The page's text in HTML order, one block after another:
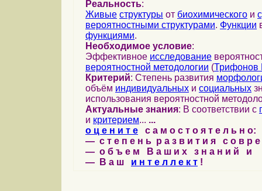
Реальность:
Живые структуры от биохимического и
вероятностными структурами. Функции
функциями.
Необходимое условие:
Эффективное исследование
вероятностной методологии (Трифонов
Критерий: Степень развития
объём индивидуальных и социальных
использования вероятностной
Актуальные знания: В соответствии с
и критерием... ...
о ц е н и т е с а м о с т о я т е л ь н о:
— с т е п е н ь р а з в и т и я с о в р
— о б ъ е м В а ш и х з н а н и й и
— В а ш и н т е л л е к т !